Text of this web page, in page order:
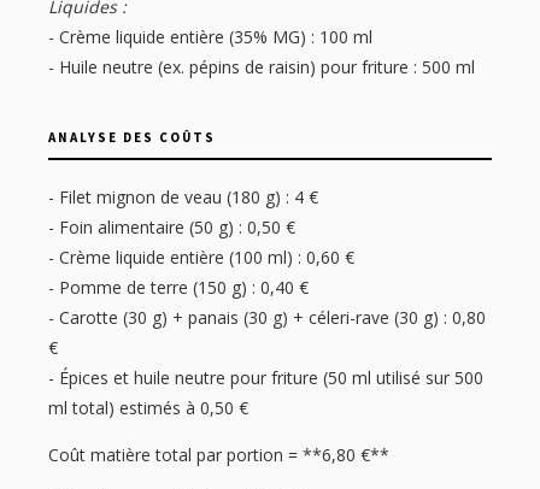
Liquides :
- Crème liquide entière (35% MG) : 100 ml
- Huile neutre (ex. pépins de raisin) pour friture : 500 ml
ANALYSE DES COÛTS
- Filet mignon de veau (180 g) : 4 €
- Foin alimentaire (50 g) : 0,50 €
- Crème liquide entière (100 ml) : 0,60 €
- Pomme de terre (150 g) : 0,40 €
- Carotte (30 g) + panais (30 g) + céleri-rave (30 g) : 0,80
€
- Épices et huile neutre pour friture (50 ml utilisé sur 500
ml total) estimés à 0,50 €
Coût matière total par portion = **6,80 €**